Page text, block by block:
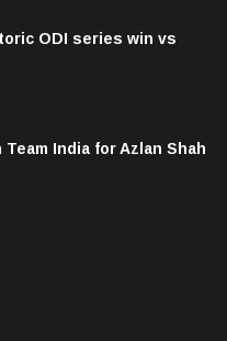
ODI series win vs
India for Azlan Shah